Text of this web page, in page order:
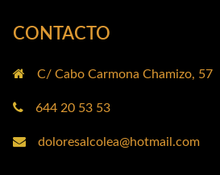
CONTACTO
C/ Cabo Carmona Chamizo, 57
644 20 53 53
doloresalcolea@hotmail.com